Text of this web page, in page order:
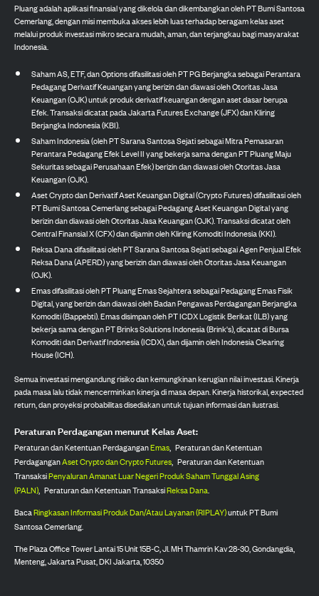
Pluang adalah aplikasi finansial yang dikelola dan dikembangkan oleh PT Bumi Santosa
Cemerlang, dengan misi membuka akses lebih luas terhadap beragam kelas aset
melalui produk investasi mikro secara mudah, aman, dan terjangkau bagi masyarakat
Indonesia.
Saham AS, ETF, dan Options difasilitasi oleh PT PG Berjangka sebagai Perantara
Pedagang Derivatif Keuangan yang berizin dan diawasi oleh Otoritas Jasa
Keuangan (OJK) untuk produk derivatif keuangan dengan aset dasar berupa
Efek. Transaksi dicatat pada Jakarta Futures Exchange (JFX) dan Kliring
Berjangka Indonesia (KBI).
Saham Indonesia (oleh PT Sarana Santosa Sejati sebagai Mitra Pemasaran
Perantara Pedagang Efek Level II yang bekerja sama dengan PT Pluang Maju
Sekuritas sebagai Perusahaan Efek) berizin dan diawasi oleh Otoritas Jasa
Keuangan (OJK).
Aset Crypto dan Derivatif Aset Keuangan Digital (Crypto Futures) difasilitasi oleh
PT Bumi Santosa Cemerlang sebagai Pedagang Aset Keuangan Digital yang
berizin dan diawasi oleh Otoritas Jasa Keuangan (OJK). Transaksi dicatat oleh
Central Finansial X (CFX) dan dijamin oleh Kliring Komoditi Indonesia (KKI).
Reksa Dana difasilitasi oleh PT Sarana Santosa Sejati sebagai Agen Penjual Efek
Reksa Dana (APERD) yang berizin dan diawasi oleh Otoritas Jasa Keuangan
(OJK).
Emas difasilitasi oleh PT Pluang Emas Sejahtera sebagai Pedagang Emas Fisik
Digital, yang berizin dan diawasi oleh Badan Pengawas Perdagangan Berjangka
Komoditi (Bappebti). Emas disimpan oleh PT ICDX Logistik Berikat (ILB) yang
bekerja sama dengan PT Brinks Solutions Indonesia (Brink's), dicatat di Bursa
Komoditi dan Derivatif Indonesia (ICDX), dan dijamin oleh Indonesia Clearing
House (ICH).
Semua investasi mengandung risiko dan kemungkinan kerugian nilai investasi. Kinerja
pada masa lalu tidak mencerminkan kinerja di masa depan. Kinerja historikal, expected
return, dan proyeksi probabilitas disediakan untuk tujuan informasi dan ilustrasi.
Peraturan Perdagangan menurut Kelas Aset:
Peraturan dan Ketentuan PerdaganganEmas, Peraturan dan Ketentuan
PerdaganganAset Crypto dan Crypto Futures, Peraturan dan Ketentuan
TransaksiPenyaluran Amanat Luar Negeri Produk Saham Tunggal Asing
(PALN), Peraturan dan Ketentuan TransaksiReksa Dana.
BacaRingkasan Informasi Produk Dan/Atau Layanan (RIPLAY)untuk PT Bumi
Santosa Cemerlang.
The Plaza Office Tower Lantai 15 Unit 15B-C, Jl. MH Thamrin Kav 28-30, Gondangdia,
Menteng, Jakarta Pusat, DKI Jakarta, 10350